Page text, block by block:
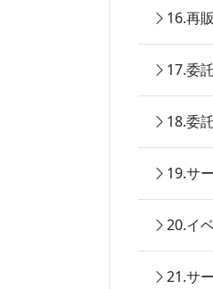
16.再
17.委
18.委
19.サ
20.イ
21.サ